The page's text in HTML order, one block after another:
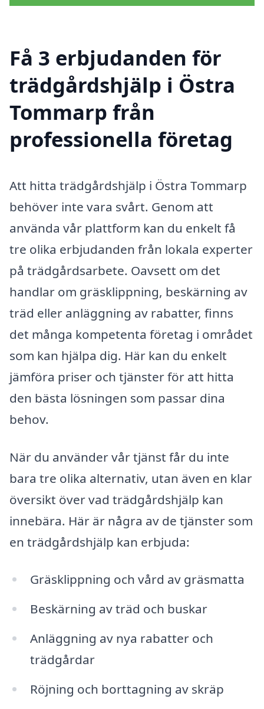
Få 3 erbjudanden för
trädgårdshjälp i Östra
Tommarp från
professionella företag
Att hitta trädgårdshjälp i Östra Tommarp
behöver inte vara svårt. Genom att
använda vår plattform kan du enkelt få
tre olika erbjudanden från lokala experter
på trädgårdsarbete. Oavsett om det
handlar om gräsklippning, beskärning av
träd eller anläggning av rabatter, finns
det många kompetenta företag i området
som kan hjälpa dig. Här kan du enkelt
jämföra priser och tjänster för att hitta
den bästa lösningen som passar dina
behov.
När du använder vår tjänst får du inte
bara tre olika alternativ, utan även en klar
översikt över vad trädgårdshjälp kan
innebära. Här är några av de tjänster som
en trädgårdshjälp kan erbjuda:
Gräsklippning och vård av gräsmatta
Beskärning av träd och buskar
Anläggning av nya rabatter och
trädgårdar
Röjning och borttagning av skräp